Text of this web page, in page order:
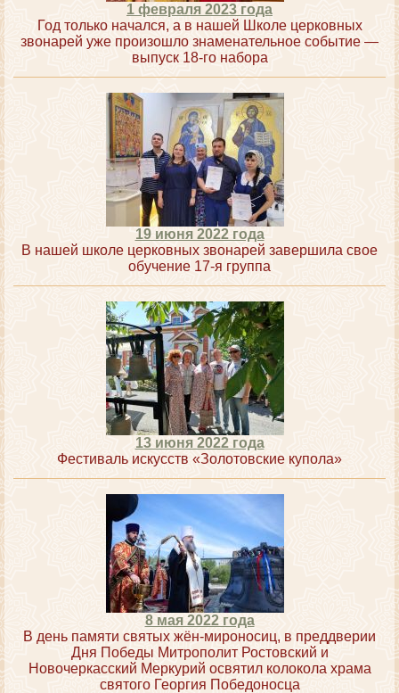
1 февраля 2023 года
Год только начался, а в нашей Школе церковных
звонарей уже произошло знаменательное событие —
выпуск 18-го набора
19 июня 2022 года
В нашей школе церковных звонарей завершила свое
обучение 17-я группа
13 июня 2022 года
Фестиваль искусств «Золотовские купола»
8 мая 2022 года
В день памяти святых жён-мироносиц, в преддверии
Дня Победы Митрополит Ростовский и
Новочеркасский Меркурий освятил колокола храма
святого Георгия Победоносца